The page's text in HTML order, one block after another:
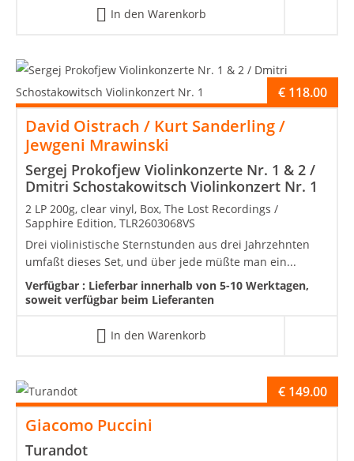
In den Warenkorb
David Oistrach / Kurt Sanderling /
Jewgeni Mrawinski
Sergej Prokofjew Violinkonzerte Nr. 1 & 2 /
Dmitri Schostakowitsch Violinkonzert Nr. 1
€ 118.00
2 LP 200g, clear vinyl, Box, The Lost Recordings /
Sapphire Edition, TLR2603068VS
Drei violinistische Sternstunden aus drei Jahrzehnten
umfaßt dieses Set, und über jede müßte man ein...
Verfügbar : Lieferbar innerhalb von 5-10 Werktagen,
soweit verfügbar beim Lieferanten
In den Warenkorb
Giacomo Puccini
Turandot
€ 149.00